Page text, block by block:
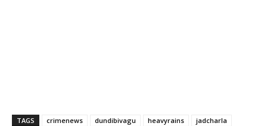
TAGS crimenews dundibivagu heavyrains
jadcharla